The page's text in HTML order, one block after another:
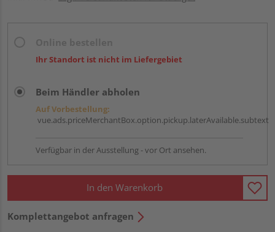
Ihr Standort ist nicht im Liefergebiet
Beim Händler abholen
Auf Vorbestellung:
vue.ads.priceMerchantBox.option.pickup.laterAvailable.subtext
Verfügbar in der Ausstellung - vor Ort ansehen.
In den Warenkorb
Komplettangebot anfragen